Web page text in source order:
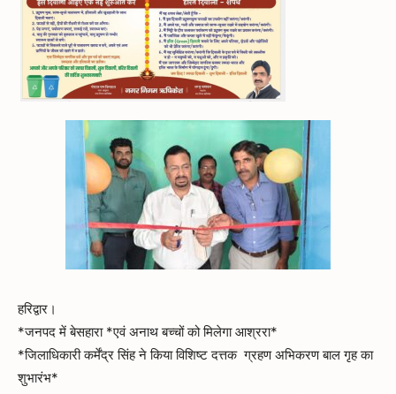
हरिद्वार।
*जनपद में बेसहारा *एवं अनाथ बच्चों को मिलेगा आश्ररा*
*जिलाधिकारी कर्मेंद्र सिंह ने किया विशिष्ट दत्तक ग्रहण अभिकरण बाल गृह का
शुभारंभ*